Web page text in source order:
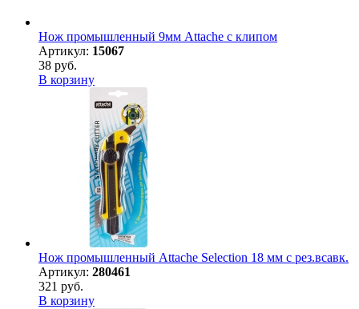
Нож промышленный 9мм Attache с клипом
Артикул: 15067
38 руб.
В корзину
Нож промышленный Attache Selection 18 мм с рез.всавк.
Артикул: 280461
321 руб.
В корзину